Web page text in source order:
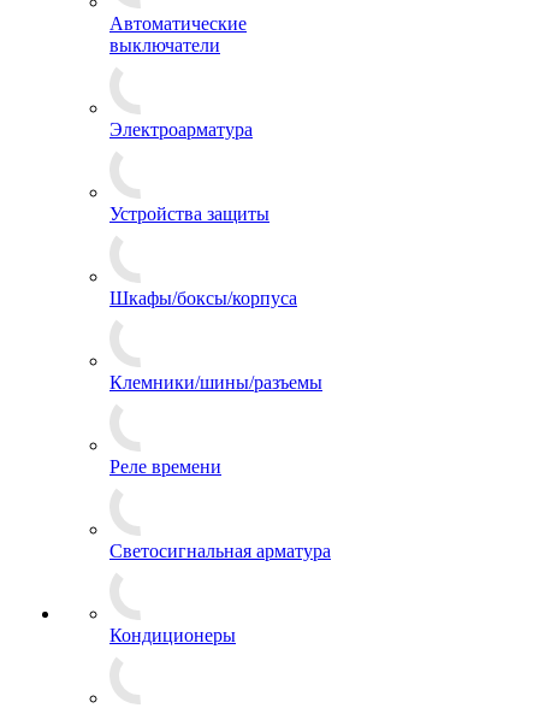
Автоматические
выключатели
Электроарматура
Устройства защиты
Шкафы/боксы/корпуса
Клемники/шины/разъемы
Реле времени
Светосигнальная арматура
Кондиционеры